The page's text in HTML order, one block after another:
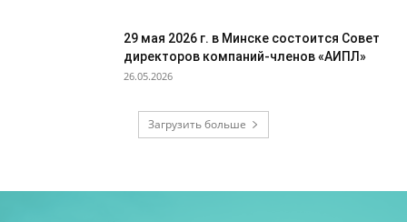
29 мая 2026 г. в Минске состоится Совет
директоров компаний-членов «АИПЛ»
26.05.2026
Загрузить больше